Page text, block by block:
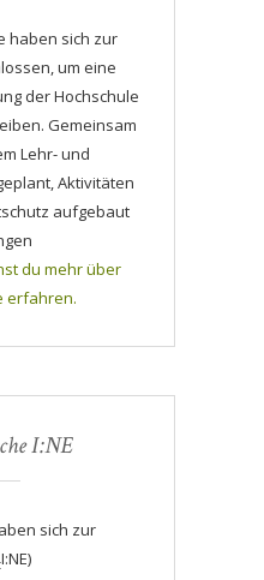
haben sich zur
um eine
der Hochschule
Gemeinsam
Lehr- und
Aktivitäten
aufgebaut
du mehr über
erfahren.
I:NE
sich zur
I:NE)